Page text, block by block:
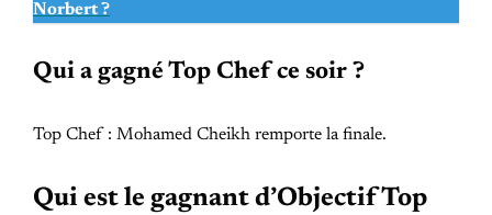
Norbert ?
Qui a gagné Top Chef ce soir ?
Top Chef : Mohamed Cheikh remporte la finale.
Qui est le gagnant d’Objectif Top